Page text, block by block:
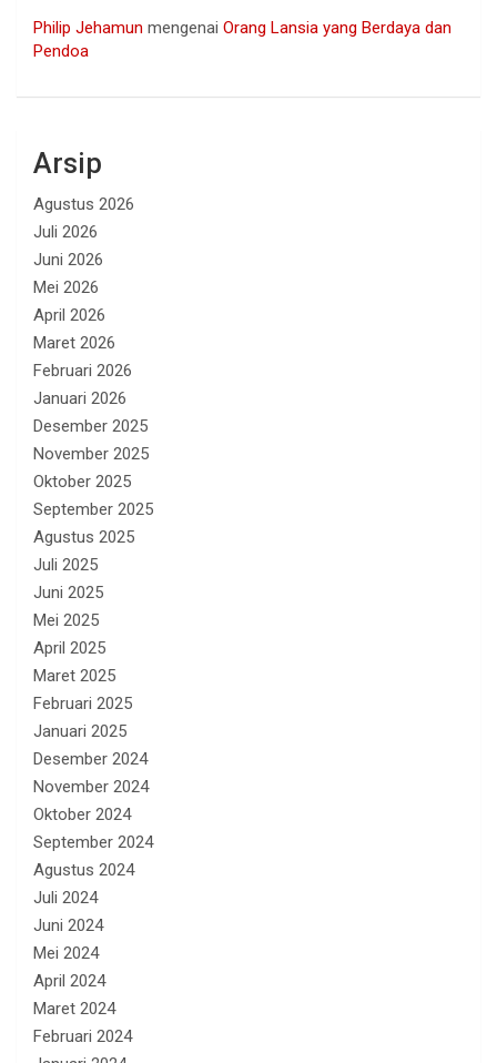
Philip Jehamun mengenai Orang Lansia yang Berdaya dan
Pendoa
Arsip
Agustus 2026
Juli 2026
Juni 2026
Mei 2026
April 2026
Maret 2026
Februari 2026
Januari 2026
Desember 2025
November 2025
Oktober 2025
September 2025
Agustus 2025
Juli 2025
Juni 2025
Mei 2025
April 2025
Maret 2025
Februari 2025
Januari 2025
Desember 2024
November 2024
Oktober 2024
September 2024
Agustus 2024
Juli 2024
Juni 2024
Mei 2024
April 2024
Maret 2024
Februari 2024